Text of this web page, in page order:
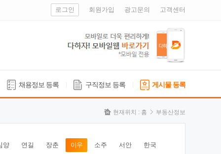
로그인 회원가입 광고문의 고객센터
채용정보 등록 구직정보 등록 게시물 등록
현재위치 : 홈 부동산정보
양 연길 장춘 이우 소주 서안 한국